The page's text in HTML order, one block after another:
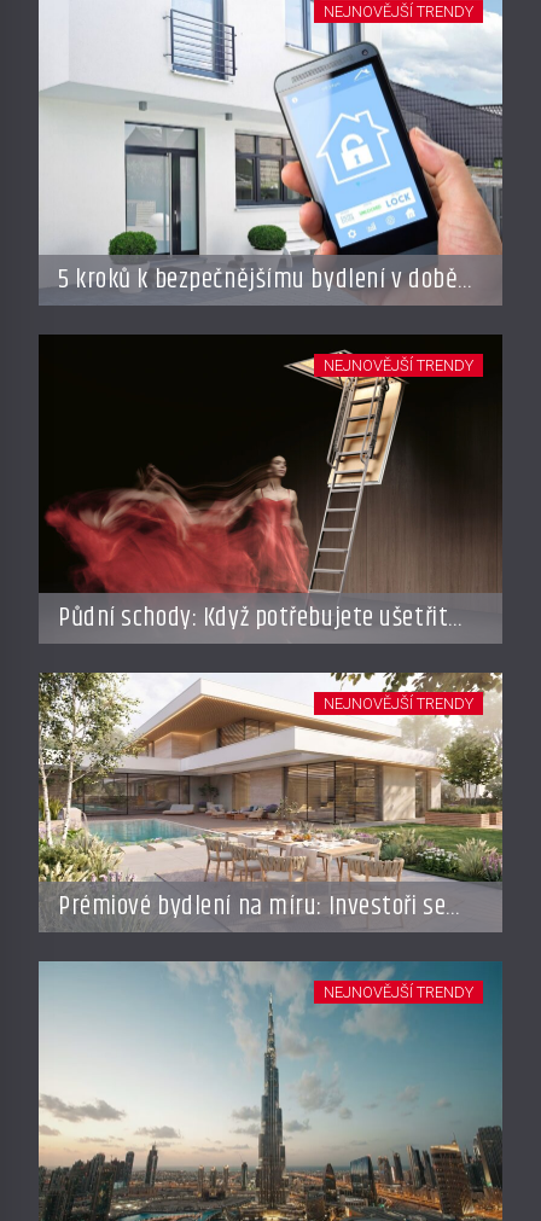
5 kroků k bezpečnějšímu bydlení v době
dovolené
NEJNOVĚJŠÍ TRENDY
Půdní schody: Když potřebujete ušetřit
místo, ale nechcete dělat kompromisy
NEJNOVĚJŠÍ TRENDY
Prémiové bydlení na míru: Investoři se
vracejí do Česka, roste zájem o top
adresy i byty a domy za stovky milionů
NEJNOVĚJŠÍ TRENDY
NEJNOVĚJŠÍ TRENDY